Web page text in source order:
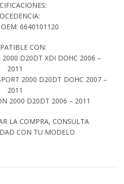
6640101120
CON:
2000 D20DT XDI DOHC 2006 –
2011
2000 D20DT DOHC 2007 –
2011
2000 D20DT 2006 – 2011
LA COMPRA, CONSULTA
CON TU MODELO